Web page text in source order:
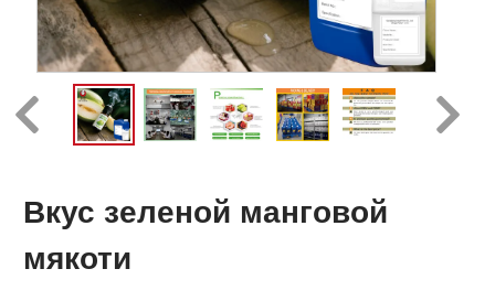
Вкус зеленой манговой
мякоти